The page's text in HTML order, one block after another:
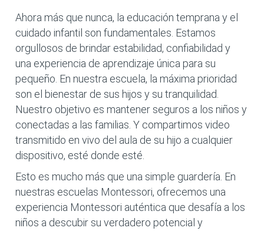
Ahora más que nunca, la educación temprana y el
cuidado infantil son fundamentales. Estamos
orgullosos de brindar estabilidad, confiabilidad y
una experiencia de aprendizaje única para su
pequeño. En nuestra escuela, la máxima prioridad
son el bienestar de sus hijos y su tranquilidad.
Nuestro objetivo es mantener seguros a los niños y
conectadas a las familias. Y compartimos video
transmitido en vivo del aula de su hijo a cualquier
dispositivo, esté donde esté.
Esto es mucho más que una simple guardería. En
nuestras escuelas Montessori, ofrecemos una
experiencia Montessori auténtica que desafía a los
niños a descubir su verdadero potencial y